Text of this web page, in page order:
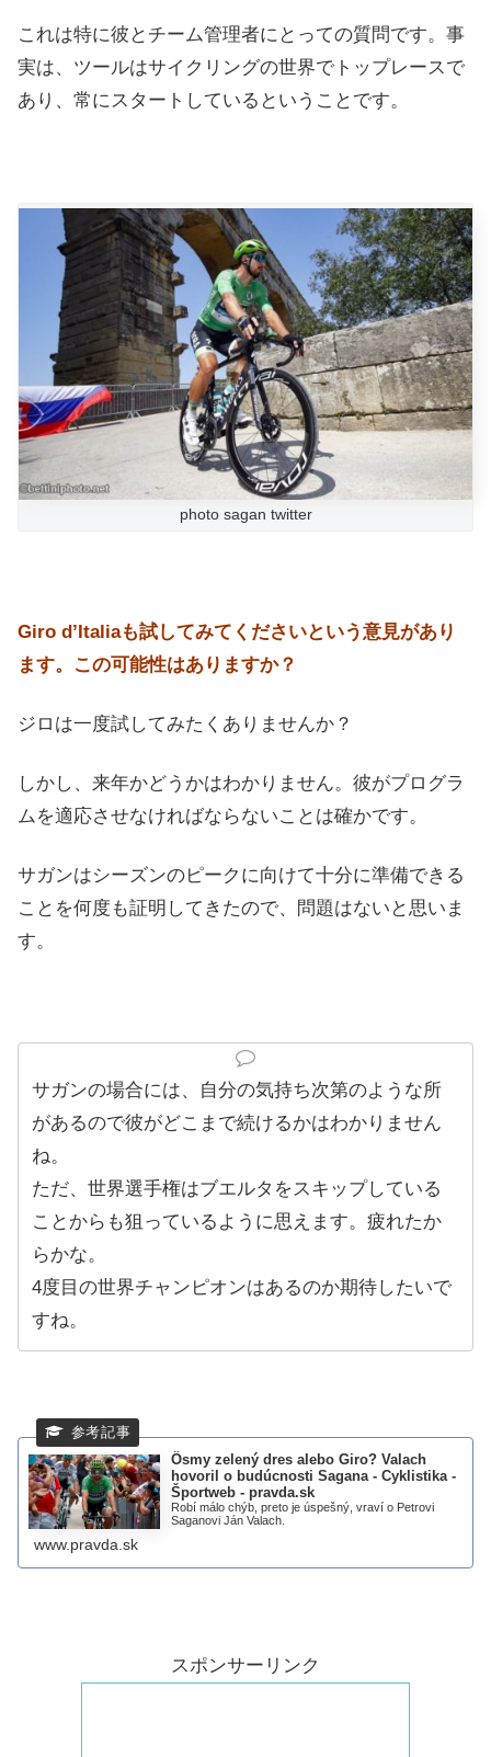
これは特に彼とチーム管理者にとっての質問です。事
実は、ツールはサイクリングの世界でトップレースで
あり、常にスタートしているということです。
photo sagan twitter
Giro d’Italiaも試してみてくださいという意見があり
ます。この可能性はありますか？
ジロは一度試してみたくありませんか？
しかし、来年かどうかはわかりません。彼がプログラ
ムを適応させなければならないことは確かです。
サガンはシーズンのピークに向けて十分に準備できる
ことを何度も証明してきたので、問題はないと思いま
す。
サガンの場合には、自分の気持ち次第のような所
があるので彼がどこまで続けるかはわかりません
ね。
ただ、世界選手権はブエルタをスキップしている
ことからも狙っているように思えます。疲れたか
らかな。
4度目の世界チャンピオンはあるのか期待したいで
すね。
Ôsmy zelený dres alebo Giro? Valach
hovoril o budúcnosti Sagana - Cyklistika -
Športweb - pravda.sk
Robí málo chýb, preto je úspešný, vraví o Petrovi
Saganovi Ján Valach.
www.pravda.sk
スポンサーリンク